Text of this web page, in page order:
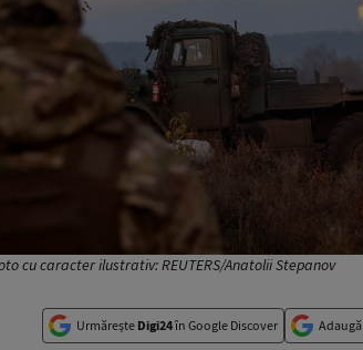
cu caracter ilustrativ: REUTERS/Anatolii Stepanov
Urmărește Digi24în Google Discover Adaugă